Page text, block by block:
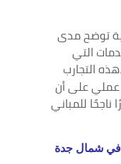
توضح مدى
التي
.هذه التجارب
على أن
ناجحًا للمباني